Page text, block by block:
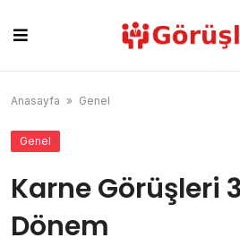
content
Anasayfa » Genel
Genel
Karne Görüşleri 3.
Dönem